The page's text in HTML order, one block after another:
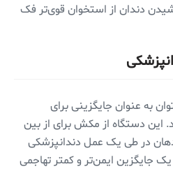
دندان از استخوان قوی‌تر فک
به عنوان جایگزینی برای
این دستگاه از مکش برای از بین
دهان در طی یک عمل دندانپزشکی
جایگزین ایمن‌تر و کمتر تهاجمی